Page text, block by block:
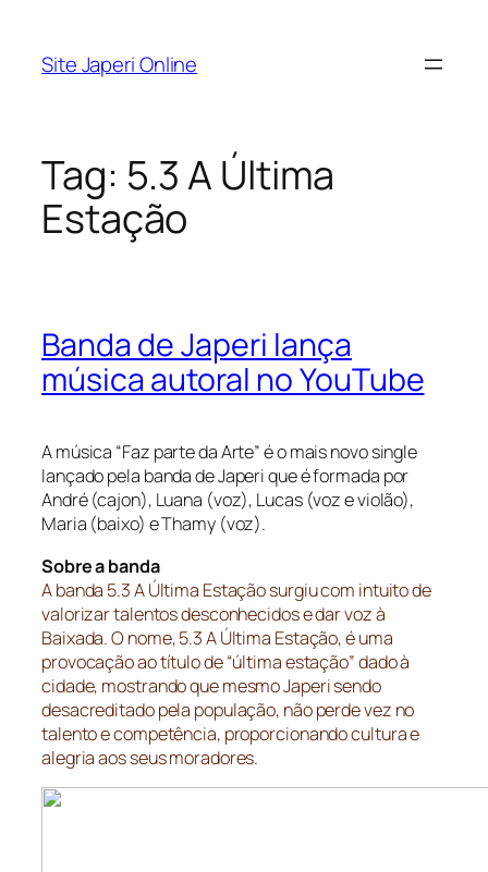
Site Japeri Online
Tag: 5.3 A Última
Estação
Banda de Japeri lança
música autoral no YouTube
A música “Faz parte da Arte” é o mais novo single
lançado pela banda de Japeri que é formada por
André (cajon), Luana (voz), Lucas (voz e violão),
Maria (baixo) e Thamy (voz).
Sobre a banda
A banda 5.3 A Última Estação surgiu com intuito de
valorizar talentos desconhecidos e dar voz à
Baixada. O nome, 5.3 A Última Estação, é uma
provocação ao título de “última estação” dado à
cidade, mostrando que mesmo Japeri sendo
desacreditado pela população, não perde vez no
talento e competência, proporcionando cultura e
alegria aos seus moradores.